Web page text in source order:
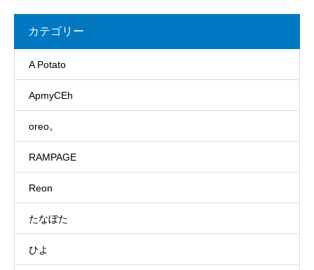
カテゴリー
A Potato
ApmyCEh
oreo。
RAMPAGE
Reon
たなぼた
ひよ